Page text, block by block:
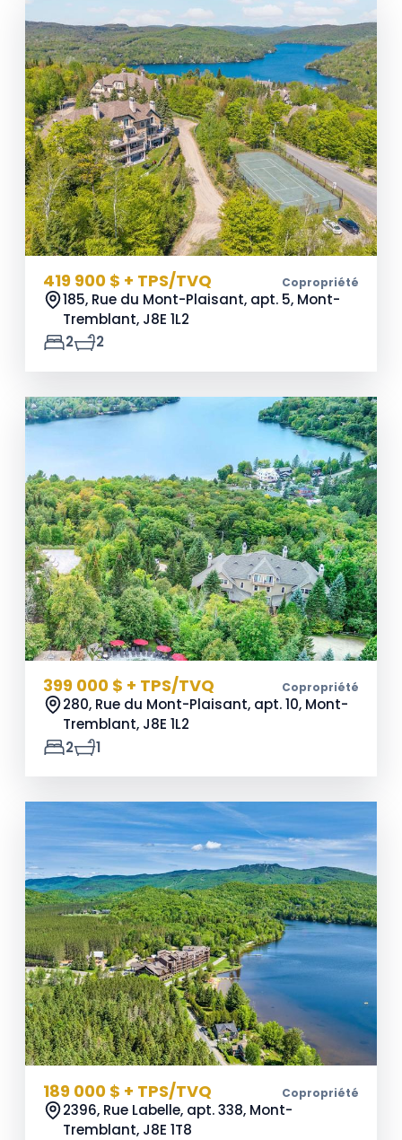
419 900 $ + TPS/TVQ Copropriété
185, Rue du Mont-Plaisant, apt. 5, Mont-
Tremblant, J8E 1L2
2
2
399 000 $ + TPS/TVQ Copropriété
280, Rue du Mont-Plaisant, apt. 10, Mont-
Tremblant, J8E 1L2
2
1
189 000 $ + TPS/TVQ Copropriété
2396, Rue Labelle, apt. 338, Mont-
Tremblant, J8E 1T8